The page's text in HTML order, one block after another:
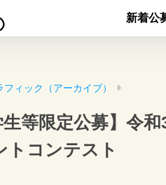
新着公
ィック（アーカイブ）
等限定公募】令
トコンテスト